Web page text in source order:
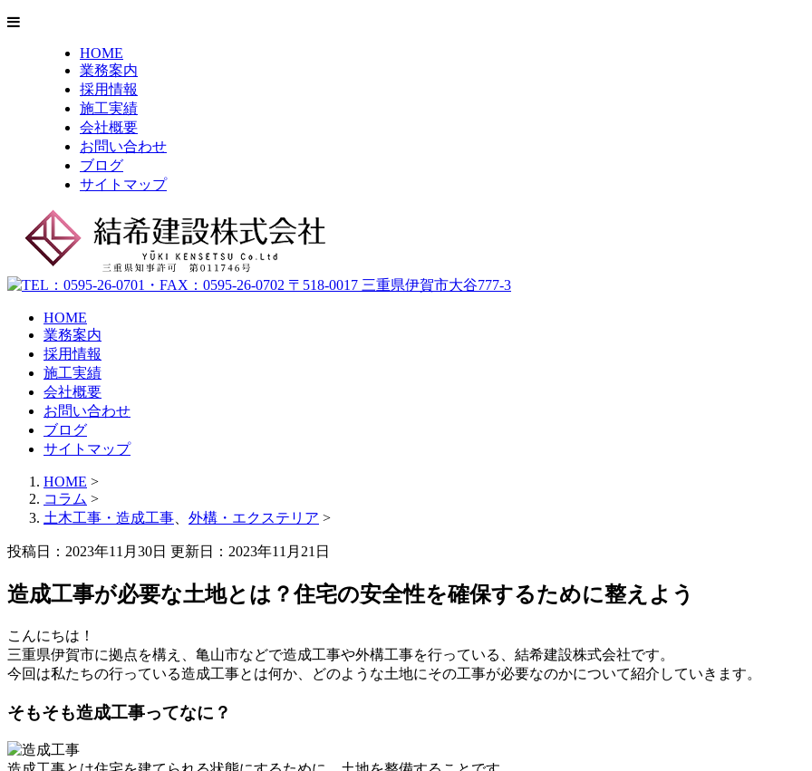
HOME
業務案内
採用情報
施工実績
会社概要
お問い合わせ
ブログ
サイトマップ
HOME
業務案内
採用情報
施工実績
会社概要
お問い合わせ
ブログ
サイトマップ
HOME >
コラム >
土木工事・造成工事
外構・エクステリア >
投稿日：2023年11月30日 更新日： 2023年11月21日
造成工事が必要な土地とは？住宅の安全性を確保するために整えよう
こんにちは！
三重県伊賀市に拠点を構え、亀山市などで造成工事や外構工事を行っている、結希建設株式会社です。
今回は私たちの行っている造成工事とは何か、どのような土地にその工事が必要なのかについて紹介していきます。
そもそも造成工事ってなに？